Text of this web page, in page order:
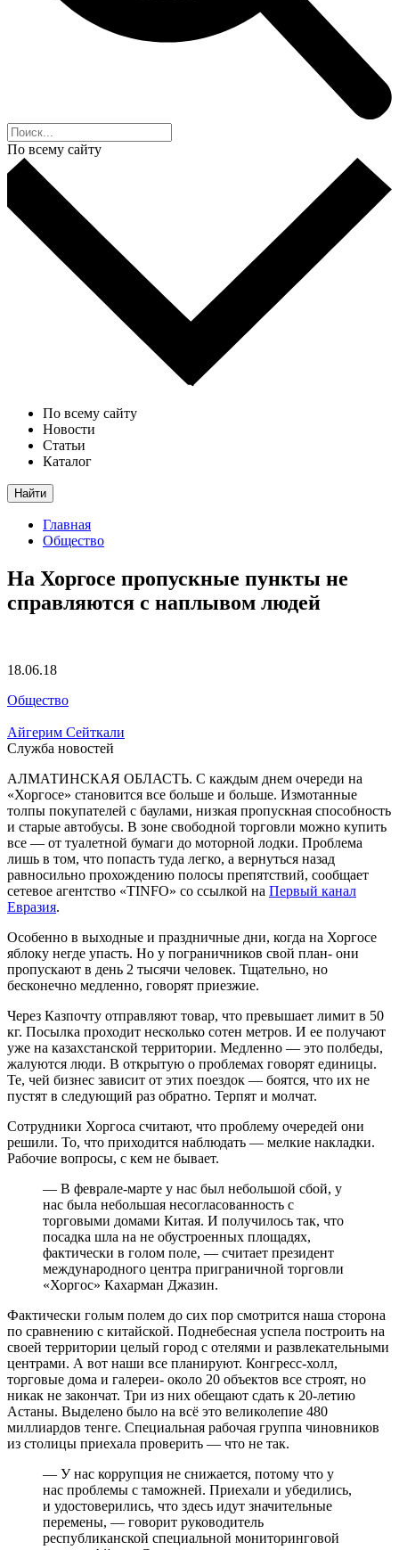
По всему сайту
По всему сайту
Новости
Статьи
Каталог
Найти
Главная
Общество
На Хоргосе пропускные пункты не
справляются с наплывом людей
18.06.18
Общество
Айгерим Сейткали
Служба новостей
АЛМАТИНСКАЯ ОБЛАСТЬ. С каждым днем очереди на
«Хоргосе» становится все больше и больше. Измотанные
толпы покупателей с баулами, низкая пропускная способность
и старые автобусы. В зоне свободной торговли можно купить
все — от туалетной бумаги до моторной лодки. Проблема
лишь в том, что попасть туда легко, а вернуться назад
равносильно прохождению полосы препятствий, сообщает
сетевое агентство «TINFO» со ссылкой на Первый канал
Евразия.
Особенно в выходные и праздничные дни, когда на Хоргосе
яблоку негде упасть. Но у пограничников свой план- они
пропускают в день 2 тысячи человек. Тщательно, но
бесконечно медленно, говорят приезжие.
Через Казпочту отправляют товар, что превышает лимит в 50
кг. Посылка проходит несколько сотен метров. И ее получают
уже на казахстанской территории. Медленно — это полбеды,
жалуются люди. В открытую о проблемах говорят единицы.
Те, чей бизнес зависит от этих поездок — боятся, что их не
пустят в следующий раз обратно. Терпят и молчат.
Сотрудники Хоргоса считают, что проблему очередей они
решили. То, что приходится наблюдать — мелкие накладки.
Рабочие вопросы, с кем не бывает.
— В феврале-марте у нас был небольшой сбой, у
нас была небольшая несогласованность с
торговыми домами Китая. И получилось так, что
посадка шла на не обустроенных площадях,
фактически в голом поле, — считает президент
международного центра приграничной торговли
«Хоргос» Кахарман Джазин.
Фактически голым полем до сих пор смотрится наша сторона
по сравнению с китайской. Поднебесная успела построить на
своей территории целый город с отелями и развлекательными
центрами. А вот наши все планируют. Конгресс-холл,
торговые дома и галереи- около 20 объектов все строят, но
никак не закончат. Три из них обещают сдать к 20-летию
Астаны. Выделено было на всё это великолепие 480
миллиардов тенге. Специальная рабочая группа чиновников
из столицы приехала проверить — что не так.
— У нас коррупция не снижается, потому что у
нас проблемы с таможней. Приехали и убедились,
и удостоверились, что здесь идут значительные
перемены, — говорит руководитель
республиканской специальной мониторинговой